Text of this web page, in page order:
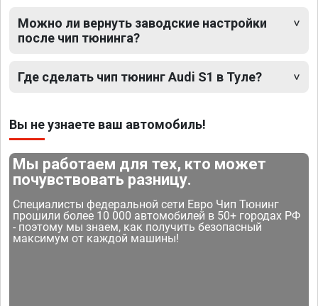
Можно ли вернуть заводские настройки
после чип тюнинга?
Где сделать чип тюнинг Audi S1 в Туле?
Вы не узнаете ваш автомобиль!
Мы работаем для тех, кто может
почувствовать разницу.
Специалисты федеральной сети Евро Чип Тюнинг
прошили более 10 000 автомобилей в 50+ городах РФ
- поэтому мы знаем, как получить безопасный
максимум от каждой машины!